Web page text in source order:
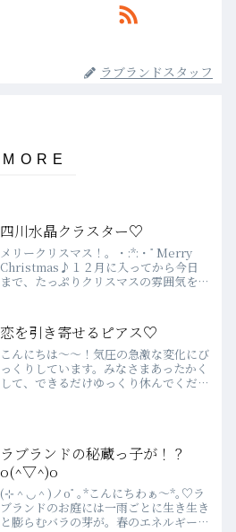
ラブランドスタッフ
四川水晶クラスター♡
メリークリスマス！。・:*:・ﾟMerry
Christmas♪１２月に入ってから今日
まで、たっぷりクリスマスの雰囲気を味
と寂しいです(゜´Д｀゜)そして、ラブラ
ンドは...
恋を引き寄せるピアス♡
こんにちは～～！気圧の急激な変化にび
っくりしています。みなさまあったかく
して、できるだけゆっくり休んでくださ
ラブランドの秘蔵っ子が！？
o(^▽^)o
(⊹＾◡＾)ノoﾟ｡*こんにちわぁ～*｡♡ラ
ブランドのお庭には一雨ごとに生き生き
と膨らむバラの芽が。春のエネルギーを